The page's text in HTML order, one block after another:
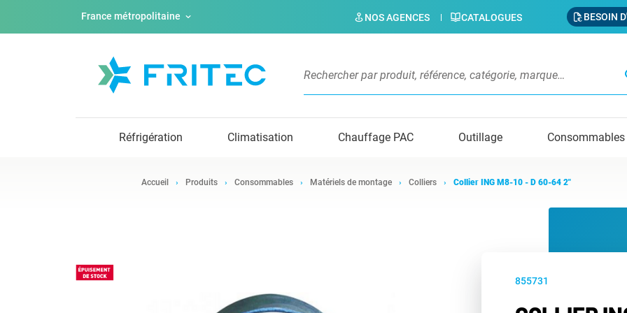
France métropolitaine NOS AGENCES CATALOGUES BESOIN
Réfrigération Climatisation Chauffage PAC Outillage Consommables
Accueil Produits Consommables Matériels de montage Colliers Collier ING M8-10 - D 60-64 2"
855731